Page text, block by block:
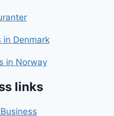
in Denmark
in Norway
links